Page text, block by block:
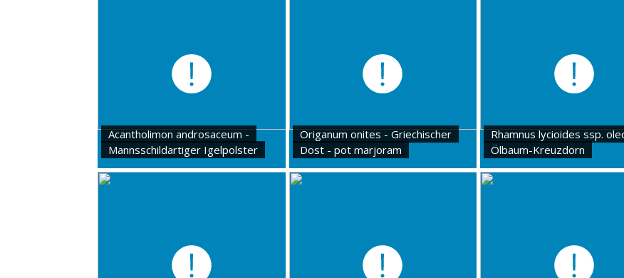
Acantholimon androsaceum -
Mannsschildartiger Igelpolster
Origanum onites - Griechischer
Dost - pot marjoram
Rhamnus lycioides ssp.
Ölbaum-Kreuzdorn